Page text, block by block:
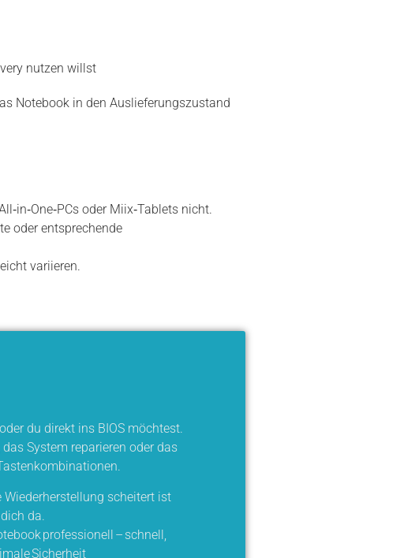
nutzen willst
Notebook in den Auslieferungszustand
oder Miix‑Tablets nicht.
oder entsprechende
variieren.
du direkt ins BIOS möchtest.
System reparieren oder das
scheitert ist
da.
professionell – schnell,
Sicherheit